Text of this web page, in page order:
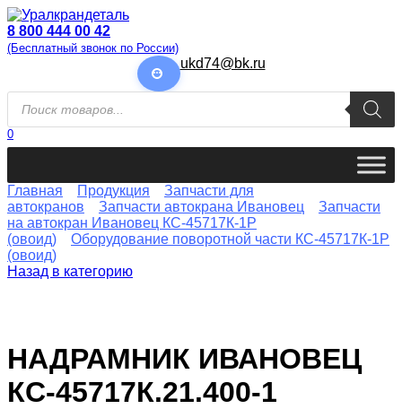
Перейти
к
содержанию
8 800 444 00 42
(Бесплатный звонок по России)
ukd74@bk.ru
Поиск
товаров
0
Главная Продукция
Запчасти для
автокранов
Запчасти автокрана Ивановец
Запчасти
на автокран Ивановец КС-45717К-1Р
(овоид)
Оборудование поворотной части КС-45717К-1Р
(овоид)
Назад в категорию
НАДРАМНИК ИВАНОВЕЦ
КС-45717К.21.400-1